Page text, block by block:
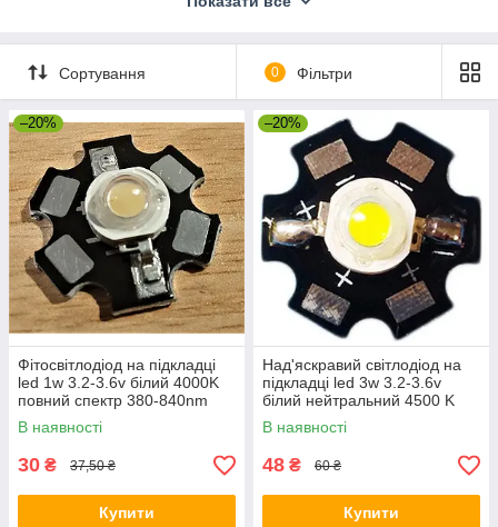
надійності, тривалого терміну служби, ну а найголовніше –
високої світловіддачі. Саме SMD вид використовується у
більшості світлодіодних лампочок та світильників та
ліхтариків.
Сортування 0 Фільтри
–20%
Фітосвітлодіод на підкладці
led 1w 3.2-3.6v білий 4000K
повний спектр 380-840nm
В наявності
30 ₴ 37,50 ₴
Купити
–20%
Над'яскравий світлодіод на
підкладці led 3w 3.2-3.6v
білий нейтральний 4500 K
В наявності
48 ₴ 60 ₴
Купити